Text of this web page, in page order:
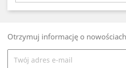
Otrzymuj informację o